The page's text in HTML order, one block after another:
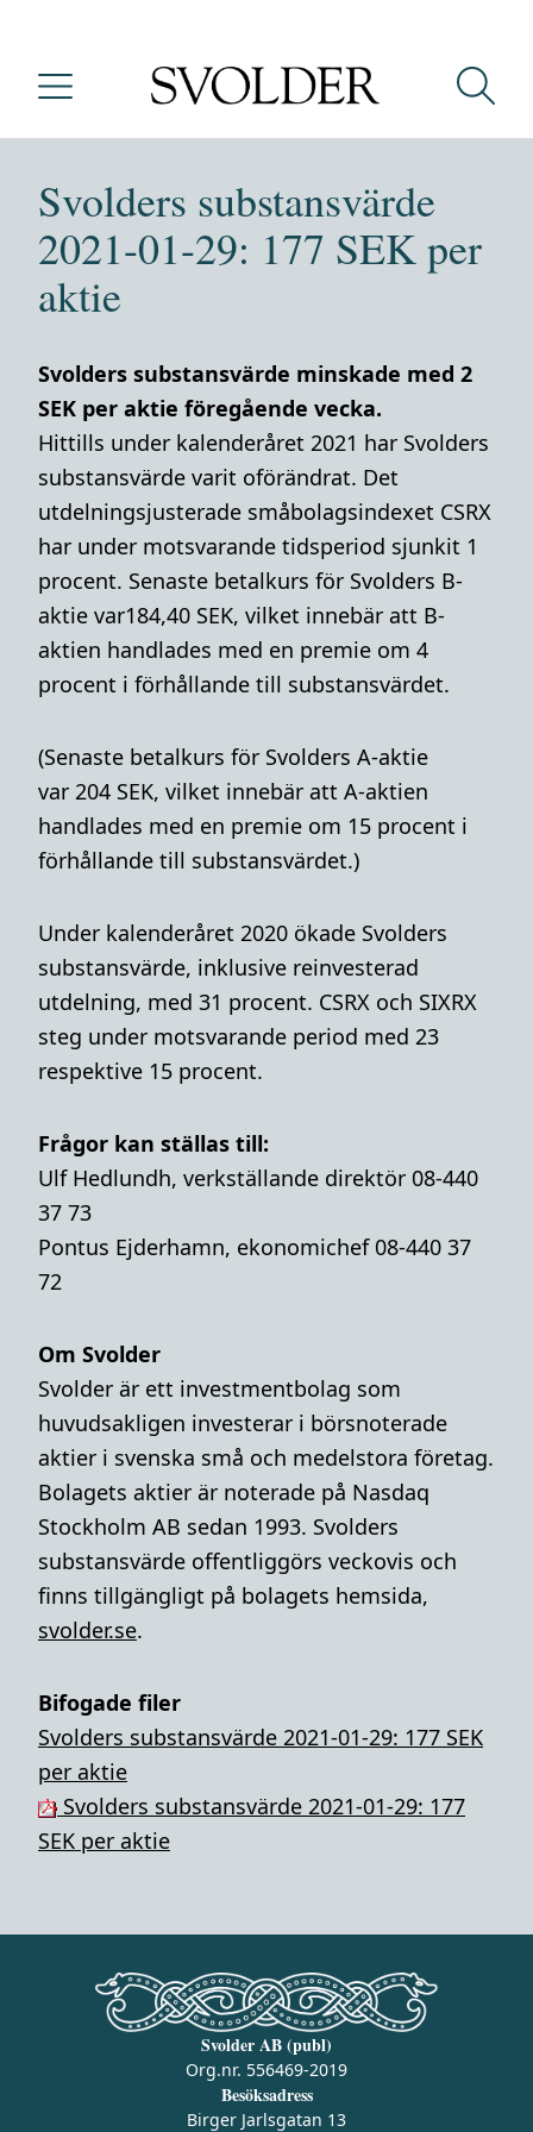
Svolders substansvärde
2021-01-29: 177 SEK per
aktie
Svolders substansvärde minskade med 2
SEK per aktie föregående vecka.
Hittills under kalenderåret 2021 har Svolders
substansvärde varit oförändrat. Det
utdelningsjusterade småbolagsindexet CSRX
har under motsvarande tidsperiod sjunkit 1
procent. Senaste betalkurs för Svolders B-
aktie var184,40 SEK, vilket innebär att B-
aktien handlades med en premie om 4
procent i förhållande till substansvärdet.
(Senaste betalkurs för Svolders A-aktie
var 204 SEK, vilket innebär att A-aktien
handlades med en premie om 15 procent i
förhållande till substansvärdet.)
Under kalenderåret 2020 ökade Svolders
substansvärde, inklusive reinvesterad
utdelning, med 31 procent. CSRX och SIXRX
steg under motsvarande period med 23
respektive 15 procent.
Frågor kan ställas till:
Ulf Hedlundh, verkställande direktör 08-440
37 73
Pontus Ejderhamn, ekonomichef 08-440 37
72
Om Svolder
Svolder är ett investmentbolag som
huvudsakligen investerar i börsnoterade
aktier i svenska små och medelstora företag.
Bolagets aktier är noterade på Nasdaq
Stockholm AB sedan 1993. Svolders
substansvärde offentliggörs veckovis och
finns tillgängligt på bolagets hemsida,
svolder.se.
Bifogade filer
Svolders substansvärde 2021-01-29: 177 SEK
per aktie
Svolders substansvärde 2021-01-29: 177
SEK per aktie
Svolder AB (publ)
Org.nr. 556469-2019
Besöksadress
Birger Jarlsgatan 13